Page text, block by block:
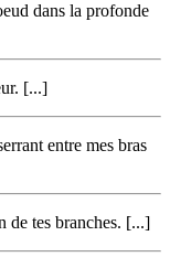
dans la profonde
[...]
entre mes bras
de tes branches. [...]